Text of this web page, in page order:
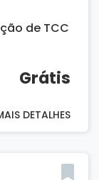
de TCC
Grátis
DETALHES